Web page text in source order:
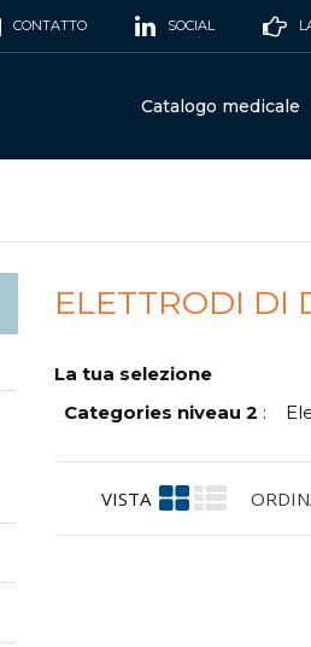
CONTATTO SOCIAL
Catalogo medicale
ELETTRODI DI
La tua selezione
Categories niveau 2 :
VISTA